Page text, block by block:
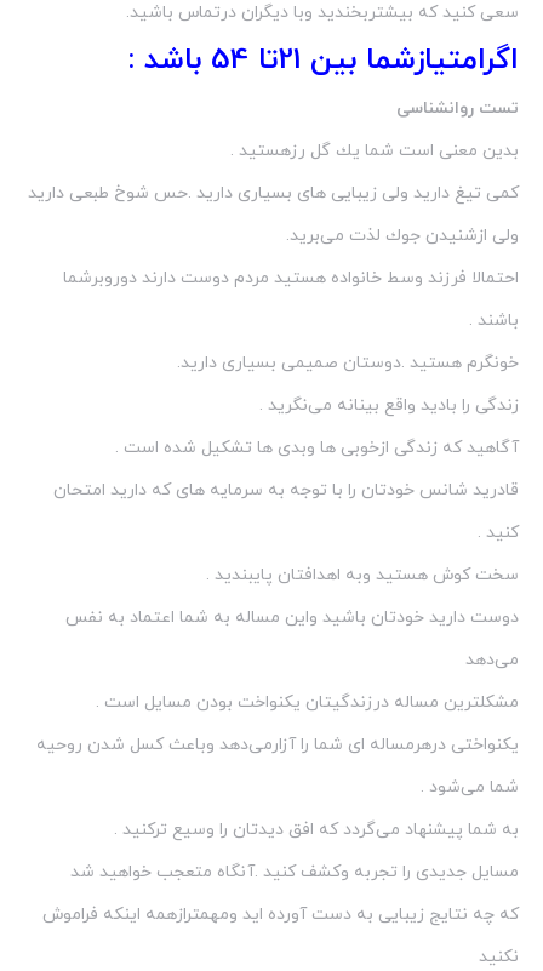
سعی كنید كه بیشتربخندید وبا دیگران درتماس باشید.
اگرامتیازشما بین 21تا 54 باشد :
تست روانشناسی
بدین معنی است شما یك گل رزهستید .
كمی تیغ دارید ولی زیبایی های بسیاری دارید .حس شوخ طبعی دارید
ولی ازشنیدن جوك لذت می‌برید.
احتمالا فرزند وسط خانواده هستید مردم دوست دارند دوروبرشما
باشند .
خونگرم هستید .دوستان صمیمی بسیاری دارید.
زندگی را بادید واقع بینانه می‌نگرید .
آگاهید كه زندگی ازخوبی ها وبدی ها تشكیل شده است .
قادرید شانس خودتان را با توجه به سرمایه های كه دارید امتحان
كنید .
سخت كوش هستید وبه اهدافتان پایبندید .
دوست دارید خودتان باشید واین مساله به شما اعتماد به نفس
می‌دهد
مشكلترین مساله درزندگیتان یكنواخت بودن مسایل است .
یكنواختی درهرمساله ای شما را آزارمی‌دهد وباعث كسل شدن روحیه
شما می‌شود .
به شما پیشنهاد می‌گردد كه افق دیدتان را وسیع تركنید .
مسایل جدیدی را تجربه وكشف كنید .آنگاه متعجب خواهید شد
كه چه نتایج زیبایی به دست آورده اید ومهمترازهمه اینكه فراموش
نكنید